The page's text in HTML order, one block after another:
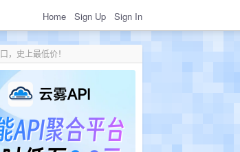
Home Sign Up Sign In
，史上最低价！